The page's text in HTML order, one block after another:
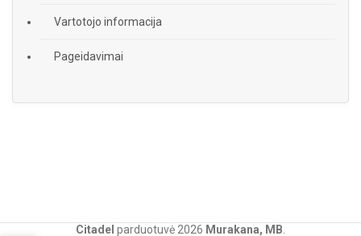
Vartotojo informacija
Pageidavimai
Citadel parduotuvė 2026 Murakana, MB